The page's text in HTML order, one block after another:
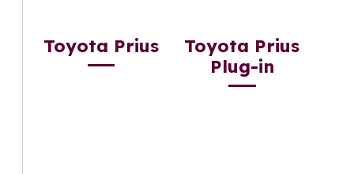
Toyota Prius
Toyota Prius
Plug-in